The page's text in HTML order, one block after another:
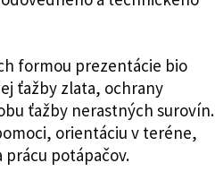
formou prezentácie bio
ťažby zlata, ochrany
ťažby nerastných surovín.
orientáciu v teréne,
potápačov.